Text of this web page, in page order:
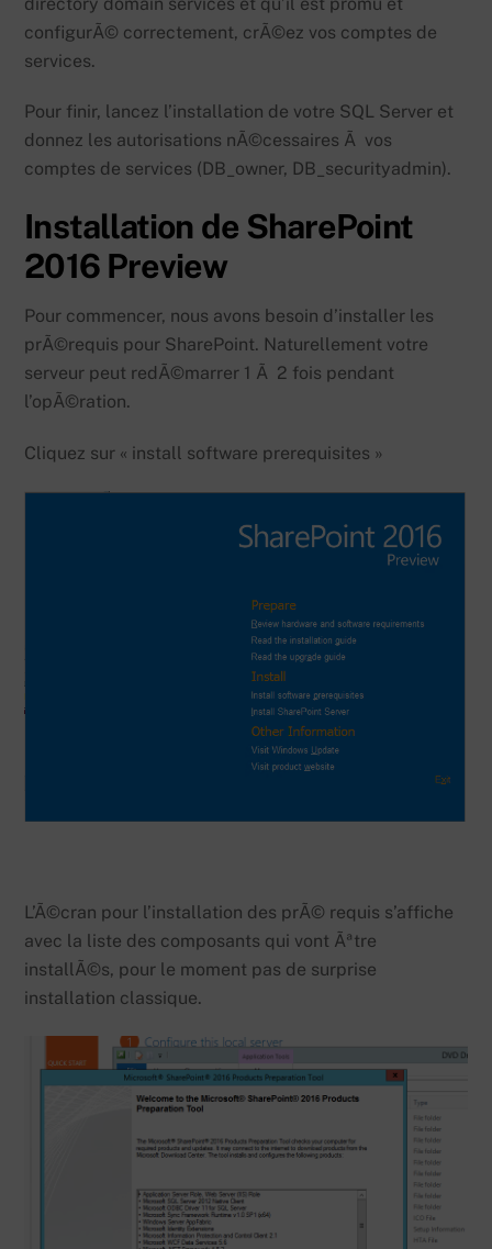
configurÃ© correctement, crÃ©ez vos comptes de
services.
Pour finir, lancez l’installation de votre SQL Server et
donnez les autorisations nÃ©cessaires Ã vos
comptes de services (DB_owner, DB_securityadmin).
Installation de SharePoint
2016 Preview
Pour commencer, nous avons besoin d’installer les
prÃ©requis pour SharePoint. Naturellement votre
serveur peut redÃ©marrer 1 Ã 2 fois pendant
l’opÃ©ration.
Cliquez sur « install software prerequisites »
L’Ã©cran pour l’installation des prÃ© requis s’affiche
avec la liste des composants qui vont Ãªtre
installÃ©s, pour le moment pas de surprise
installation classique.